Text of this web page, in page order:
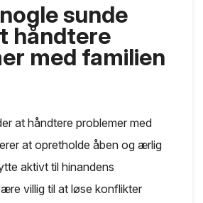
sunde
håndtere
med familien
at håndtere problemer med
at opretholde åben og ærlig
aktivt til hinandens
villig til at løse konflikter